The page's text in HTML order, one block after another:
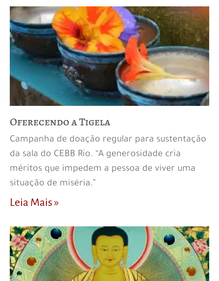
Oferecendo a Tigela
Campanha de doação regular para sustentação
da sala do CEBB Rio. “A generosidade cria
méritos que impedem a pessoa de viver uma
situação de miséria.”
Leia Mais »